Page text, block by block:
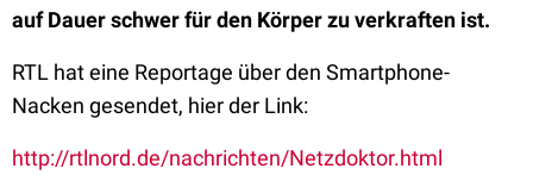
auf Dauer schwer für den Körper zu verkraften ist.
RTL hat eine Reportage über den Smartphone-
Nacken gesendet, hier der Link:
http://rtlnord.de/nachrichten/Netzdoktor.html